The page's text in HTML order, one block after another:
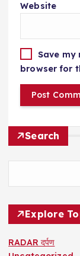
Website
Save my
browser for
Search
Explore
RADAR दर्पण